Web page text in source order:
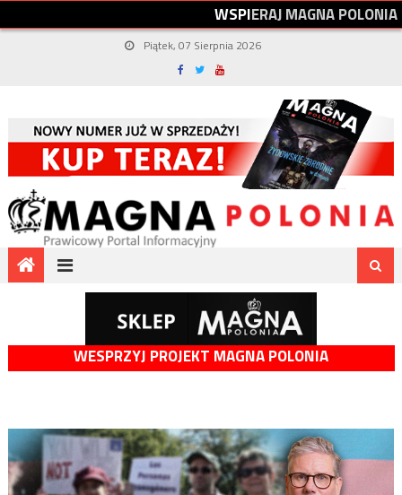
WSPIERAJMAGNAPOLONIA
Piątek, 07 Sierpnia 2026
WESPRZYJ PROJEKT MAGNA POLONIA